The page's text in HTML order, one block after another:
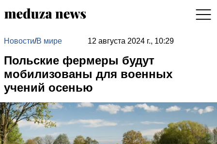
Новости/В мире 12 августа 2024 г., 10:29
Польские фермеры будут
мобилизованы для военных
учений осенью